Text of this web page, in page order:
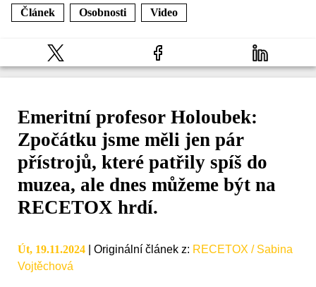
Článek Osobnosti Video
Emeritní profesor Holoubek:
Zpočátku jsme měli jen pár
přístrojů, které patřily spíš do
muzea, ale dnes můžeme být na
RECETOX hrdí.
Út, 19.11.2024 Originální článek z: RECETOX / Sabina
Vojtěchová